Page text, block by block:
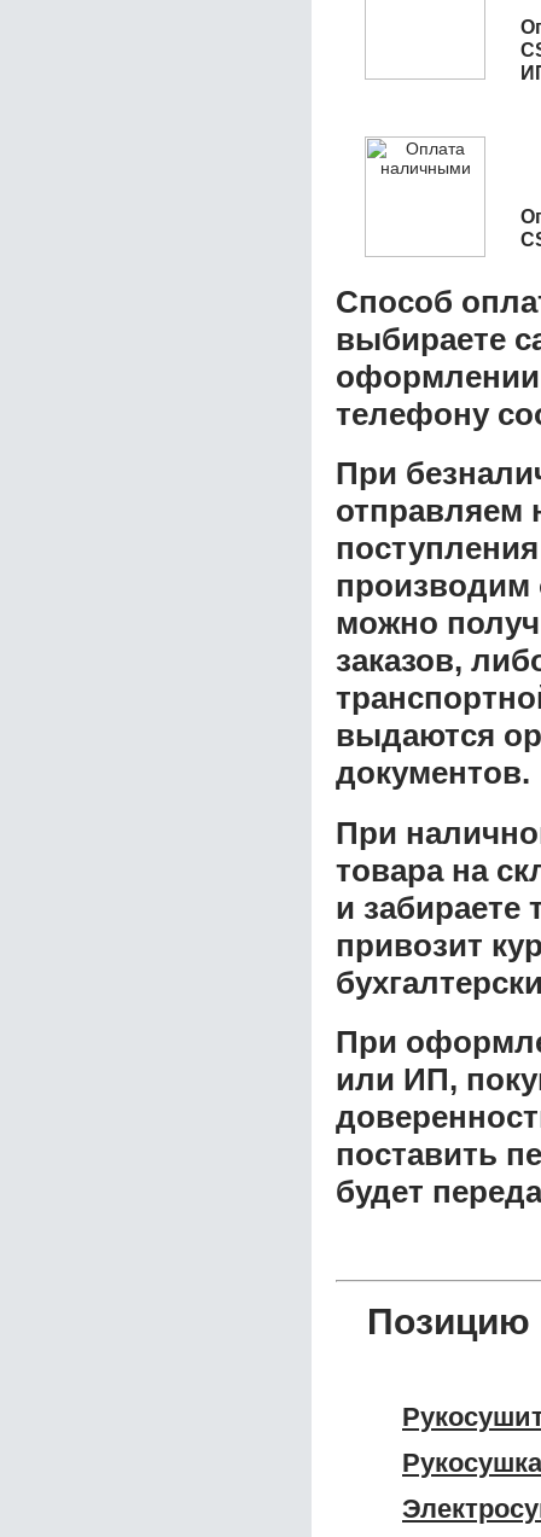
Способ
выбираете
оформлении
телефону
При
отправляем
производим
можно
заказов,
выдаются
документов.
При
товара на
и забираете
привозит
При
или ИП,
поставить
будет
Позицию